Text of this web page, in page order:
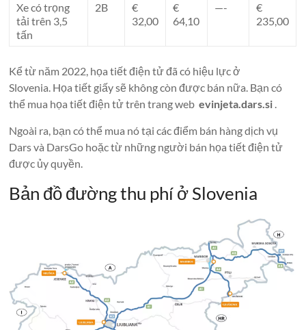
Xe có trọng
tải trên 3,5
tấn
2B
€
32,00
€
64,10
—-
€
235,00
Kể từ năm 2022, họa tiết điện tử đã có hiệu lực ở
Slovenia. Họa tiết giấy sẽ không còn được bán nữa. Bạn có
thể mua họa tiết điện tử trên trang webevinjeta.dars.si .
Ngoài ra, bạn có thể mua nó tại các điểm bán hàng dịch vụ
Dars và DarsGo hoặc từ những người bán họa tiết điện tử
được ủy quyền.
Bản đồ đường thu phí ở Slovenia